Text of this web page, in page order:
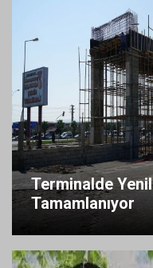
Terminalde
Tamamlanıyor